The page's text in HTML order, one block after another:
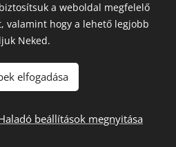
Sütik
a weboldal megfelelő
valamint hogy a lehető legjobb
Neked.
elfogadása
beállítások megnyitása